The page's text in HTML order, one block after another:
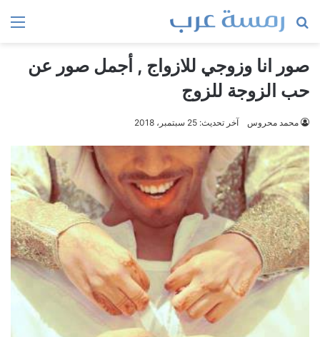
بحث
صور انا وزوجي للازواج , أجمل صور عن
حب الزوجة للزوج
محمد محروس آخر تحديث: 25 سبتمبر، 2018